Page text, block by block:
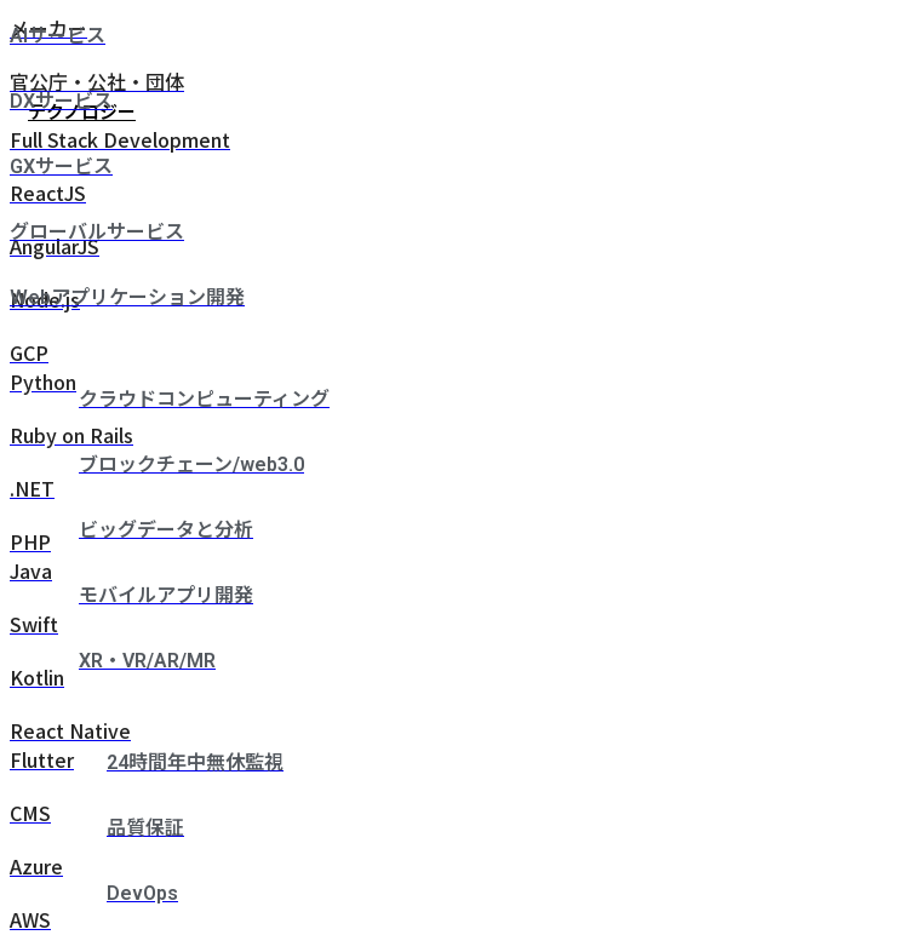
メーカー
官公庁・公社・団体
テクノロジー
Full Stack Development
ReactJS
AngularJS
Node.js
GCP
Python
Ruby on Rails
.NET
PHP
Java
Swift
Kotlin
React Native
Flutter
CMS
Azure
AWS
AIサービス
DXサービス
GXサービス
グローバルサービス
Webアプリケーション開発
クラウドコンピューティング
ブロックチェーン/web3.0
ビッグデータと分析
モバイルアプリ開発
XR・VR/AR/MR
24時間年中無休監視
品質保証
DevOps